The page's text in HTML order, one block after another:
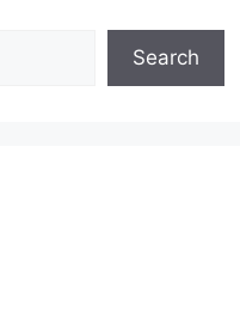
Search